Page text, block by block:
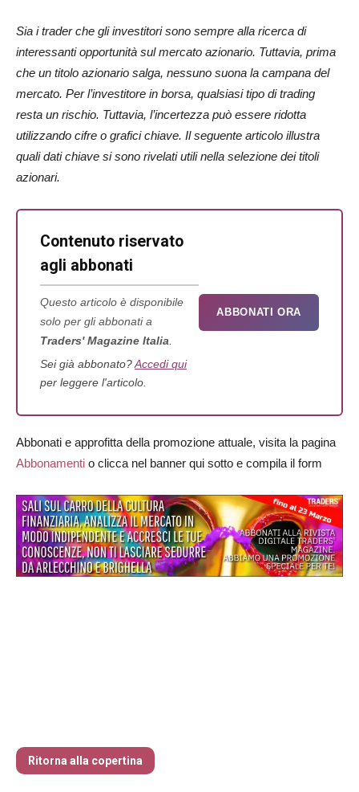
Sia i trader che gli investitori sono sempre alla ricerca di
interessanti opportunità sul mercato azionario. Tuttavia, prima
che un titolo azionario salga, nessuno suona la campana del
mercato. Per l’investitore in borsa, qualsiasi tipo di trading
resta un rischio. Tuttavia, l’incertezza può essere ridotta
utilizzando cifre o grafici chiave. Il seguente articolo illustra
quali dati chiave si sono rivelati utili nella selezione dei titoli
azionari.
Contenuto riservato
agli abbonati
Questo articolo è disponibile
solo per gli abbonati a
Traders' Magazine Italia.
Sei già abbonato?Accedi qui
per leggere l'articolo.
ABBONATI ORA
Abbonati e approfitta della promozione attuale, visita la pagina
Abbonamenti o clicca nel banner qui sotto e compila il form
Ritorna alla copertina